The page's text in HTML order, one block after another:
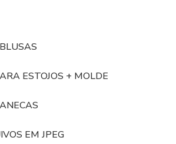
ESTOJOS + MOLDE
EM JPEG